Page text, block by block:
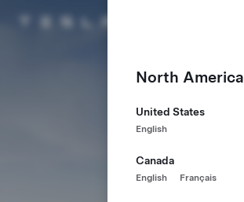
Page d'accueil Tesla
North America
United States
English
Canada
English Français